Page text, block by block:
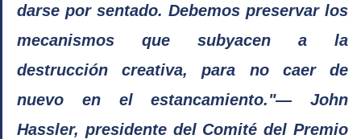
darse por sentado. Debemos preservar los
mecanismos que subyacen a la
destrucción creativa, para no caer de
nuevo en el estancamiento."— John
Hassler, presidente del Comité del Premio